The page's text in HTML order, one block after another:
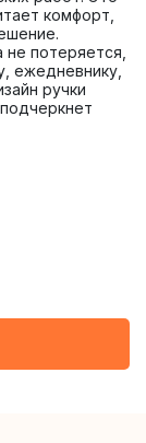
комфорт,
потеряется,
ежедневнику,
ручки